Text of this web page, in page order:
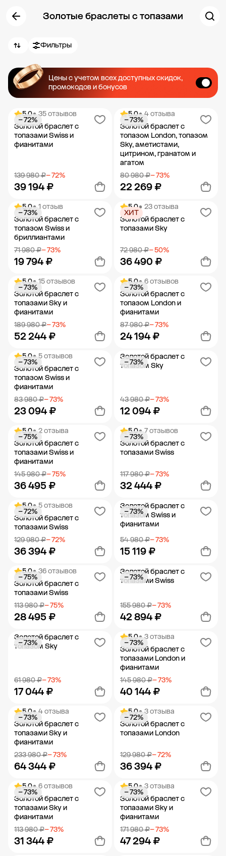
Золотые браслеты с топазами
Фильтры
Цены с учетом всех доступных скидок,
промокодов и бонусов
5.0• 35 отзывов
Золотой браслет с
топазами Swiss и
фианитами
139 980 ₽− 72%
39 194 ₽
− 72%
Добавить в корзину
5.0• 4 отзыва
Золотой браслет с
топазом London, топазом
Sky, аметистами,
цитрином, гранатом и
агатом
80 980 ₽− 73%
22 269 ₽
− 73%
Добавить в корзину
5.0• 1 отзыв
Золотой браслет с
топазом Swiss и
бриллиантами
71 980 ₽− 73%
19 794 ₽
− 73%
Добавить в корзину
5.0• 23 отзыва
Золотой браслет с
топазами Sky
72 980 ₽− 50%
36 490 ₽
ХИТ
Добавить в корзину
5.0• 15 отзывов
Золотой браслет с
топазами Sky и
фианитами
189 980 ₽− 73%
52 244 ₽
− 73%
Добавить в корзину
5.0• 6 отзывов
Золотой браслет с
топазом London и
фианитами
87 980 ₽− 73%
24 194 ₽
− 73%
Добавить в корзину
5.0• 5 отзывов
Золотой браслет с
топазом Swiss и
фианитами
83 980 ₽− 73%
23 094 ₽
− 73%
Добавить в корзину
Золотой браслет с
топазом Sky
43 980 ₽− 73%
12 094 ₽
− 73%
Добавить в корзину
5.0• 2 отзыва
Золотой браслет с
топазами Swiss и
фианитами
145 980 ₽− 75%
36 495 ₽
− 75%
Добавить в корзину
5.0• 7 отзывов
Золотой браслет с
топазами Swiss
117 980 ₽− 73%
32 444 ₽
− 73%
Добавить в корзину
5.0• 5 отзывов
Золотой браслет с
топазами Swiss
129 980 ₽− 72%
36 394 ₽
− 72%
Добавить в корзину
Золотой браслет с
топазом Swiss и
фианитами
54 980 ₽− 73%
15 119 ₽
− 73%
Добавить в корзину
5.0• 36 отзывов
Золотой браслет с
топазами Swiss
113 980 ₽− 75%
28 495 ₽
− 75%
Добавить в корзину
Золотой браслет с
топазами Swiss
155 980 ₽− 73%
42 894 ₽
− 73%
Добавить в корзину
Золотой браслет с
топазом Sky
61 980 ₽− 73%
17 044 ₽
− 73%
Добавить в корзину
5.0• 3 отзыва
Золотой браслет с
топазами London и
фианитами
145 980 ₽− 73%
40 144 ₽
− 73%
Добавить в корзину
5.0• 4 отзыва
Золотой браслет с
топазами Sky и
фианитами
233 980 ₽− 73%
64 344 ₽
− 73%
Добавить в корзину
5.0• 3 отзыва
Золотой браслет с
топазами London
129 980 ₽− 72%
36 394 ₽
− 72%
Добавить в корзину
5.0• 6 отзывов
Золотой браслет с
топазами Sky и
фианитами
113 980 ₽− 73%
31 344 ₽
− 73%
5.0• 3 отзыва
Золотой браслет с
топазами Sky и
фианитами
171 980 ₽− 73%
47 294 ₽
− 73%